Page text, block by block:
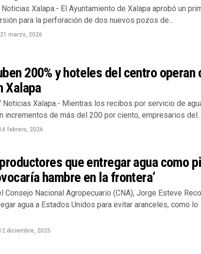
Xalapa.- El Ayuntamiento de Xalapa aprobó un
para la perforación de dos nuevos pozos de...
21 marzo, 2026
200% y hoteles del centro operan
Xalapa
Noticias Xalapa.- Mientras los recibos por servicio de
incrementos de más del 200 por ciento, empresarios del...
febrero, 2026
que entregar agua como
hambre en la frontera’
Consejo Nacional Agropecuario (CNA), Jorge Esteve
agua a Estados Unidos para evitar aranceles, como lo
diciembre, 2025